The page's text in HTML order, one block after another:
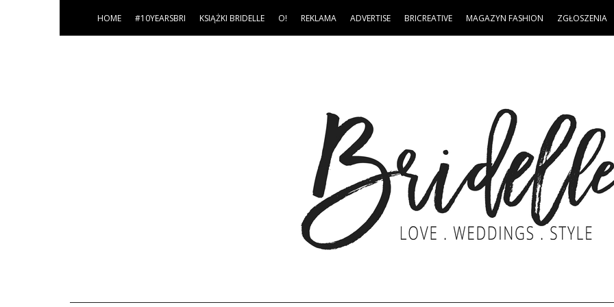
HOME #10YEARSBRI KSIĄŻKI BRIDELLE O! REKLAMA ADVERTISE BRICREATIVE MAGAZYN FASHION ZGŁOSZENIA